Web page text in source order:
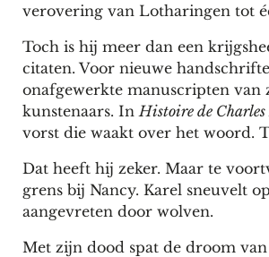
verovering van Lotharingen tot
Toch is hij meer dan een
citaten. Voor nieuwe
onafgewerkte manuscripten van
kunstenaars. In Histoire de
vorst die waakt over het woord.
Dat heeft hij zeker. Maar te
grens bij Nancy. Karel sneuvelt
aangevreten door wolven.
Met zijn dood spat de droom